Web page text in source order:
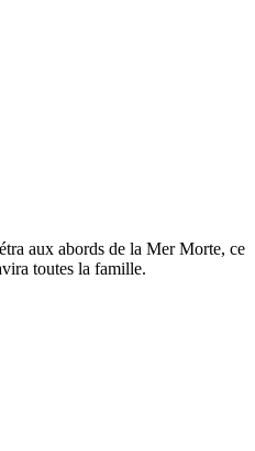
aux abords de la Mer Morte, ce
toutes la famille.